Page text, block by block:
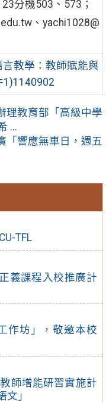
TFL
義課程入校推廣計
作坊」，敬邀本校
師增能研習實施計
」
分機503、573；
、yachi1028@
言教學：教師賦能與
1)1140902
理教育部「高級中學
...
「響應無車日，週五